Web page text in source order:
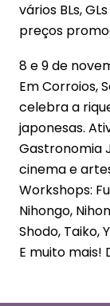
vários BLs,
preços
8 e 9 de
Em Corroios,
celebra a
japonesas.
Gastronomia
cinema e
Workshops:
Nihongo,
Shodo, Taiko,
E muito mais!